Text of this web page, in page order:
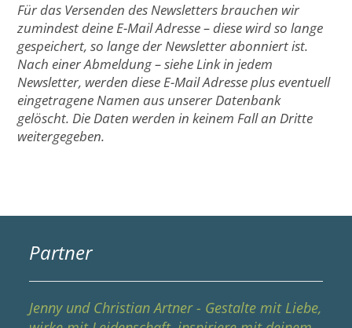
Für das Versenden des Newsletters brauchen wir
zumindest deine E-Mail Adresse – diese wird so lange
gespeichert, so lange der Newsletter abonniert ist.
Nach einer Abmeldung – siehe Link in jedem
Newsletter, werden diese E-Mail Adresse plus eventuell
eingetragene Namen aus unserer Datenbank
gelöscht. Die Daten werden in keinem Fall an Dritte
weitergegeben.
Partner
Jenny und Christian Artner - Gestalte mit Liebe,